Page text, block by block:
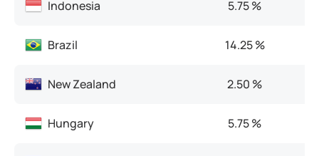
Indonesia 5.75 %
Brazil 14.25 %
New Zealand 2.50 %
Hungary 5.75 %